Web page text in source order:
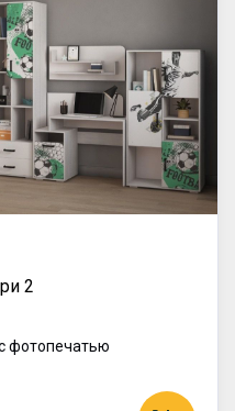
2
фотопечатью